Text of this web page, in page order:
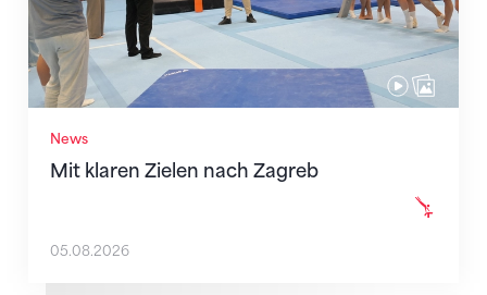
News
Mit klaren Zielen nach Zagreb
05.08.2026